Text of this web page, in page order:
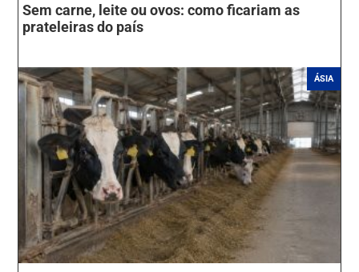
Sem carne, leite ou ovos: como ficariam as
prateleiras do país
ÁSIA